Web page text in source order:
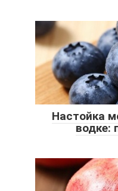
Настойка
водке: